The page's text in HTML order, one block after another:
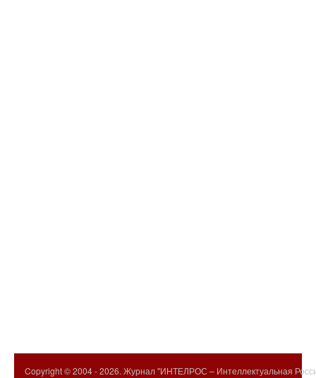
Copyright © 2004 -2026. Журнал "ИНТЕЛРОС – Интеллектуальная